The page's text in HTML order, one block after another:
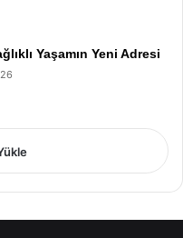
Yaşamın Yeni Adresi